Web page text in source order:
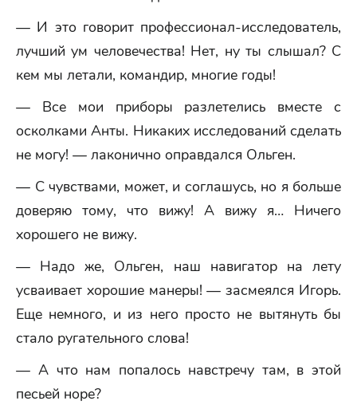
— И это говорит профессионал-исследователь,
лучший ум человечества! Нет, ну ты слышал? С
кем мы летали, командир, многие годы!
— Все мои приборы разлетелись вместе с
осколками Анты. Никаких исследований сделать
не могу! — лаконично оправдался Ольген.
— С чувствами, может, и соглашусь, но я больше
доверяю тому, что вижу! А вижу я… Ничего
хорошего не вижу.
— Надо же, Ольген, наш навигатор на лету
усваивает хорошие манеры! — засмеялся Игорь.
Еще немного, и из него просто не вытянуть бы
стало ругательного слова!
— А что нам попалось навстречу там, в этой
песьей норе?